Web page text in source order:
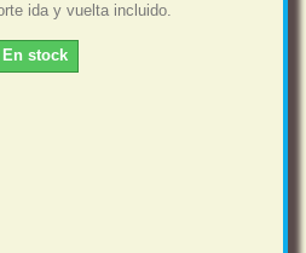
ida y vuelta incluido.
En stock